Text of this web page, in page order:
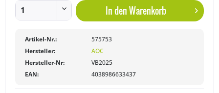
In denWarenkorb
Artikel-Nr.:
575753
Hersteller:
AOC
Hersteller-Nr:
VB2025
EAN:
4038986633437